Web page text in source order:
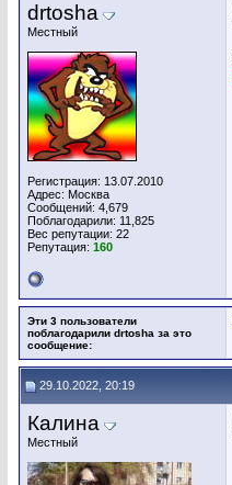
drtosha
Местный
Регистрация: 13.07.2010
Адрес: Москва
Сообщений: 4,679
Поблагодарили: 11,825
Вес репутации: 22
Репутация: 160
Эти 3 пользователи
поблагодарили drtosha за это
сообщение:
29.10.2022, 20:19
Калина
Местный